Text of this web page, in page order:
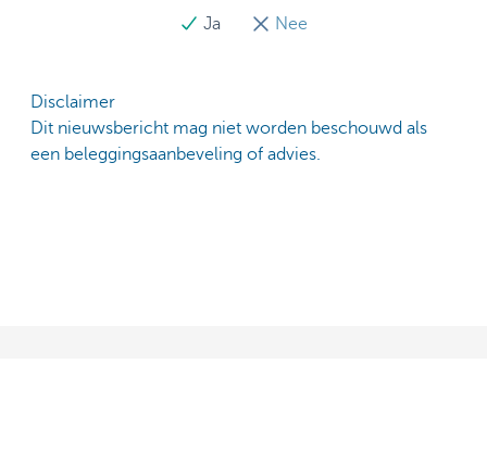
Ja Nee
Disclaimer
Dit nieuwsbericht mag niet worden beschouwd als
een beleggingsaanbeveling of advies.